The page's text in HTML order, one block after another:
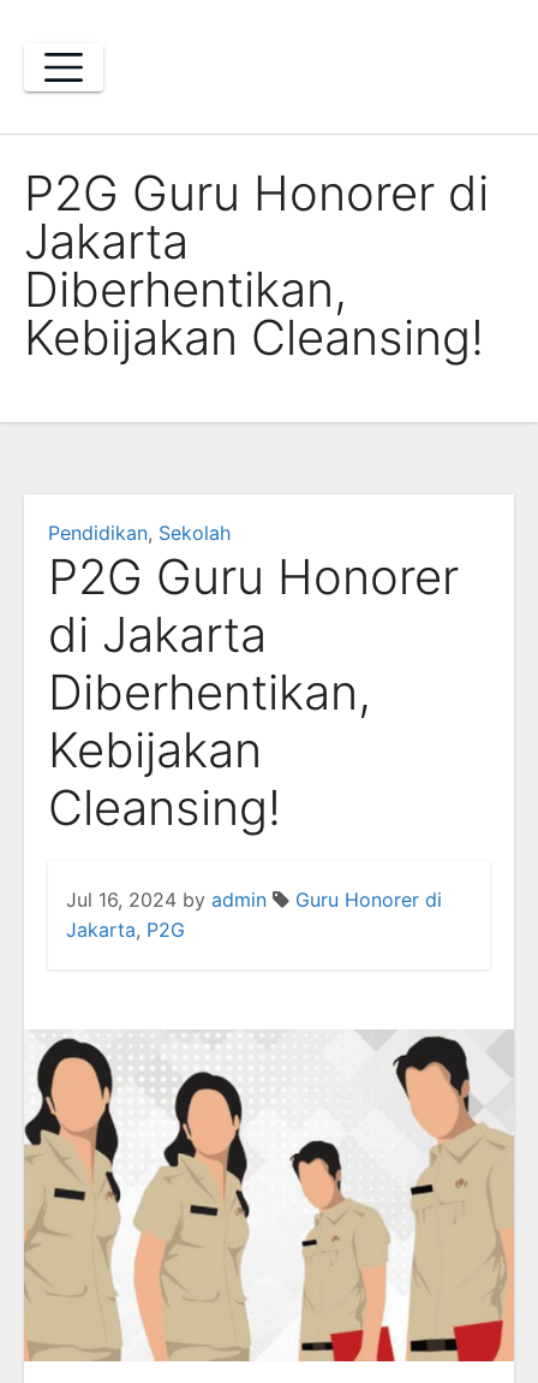
content
P2G Guru Honorer di
Jakarta
Diberhentikan,
Kebijakan Cleansing!
Pendidikan, Sekolah
P2G Guru Honorer
di Jakarta
Diberhentikan,
Kebijakan
Cleansing!
Jul 16, 2024 by admin
Guru Honorer di
Jakarta, P2G